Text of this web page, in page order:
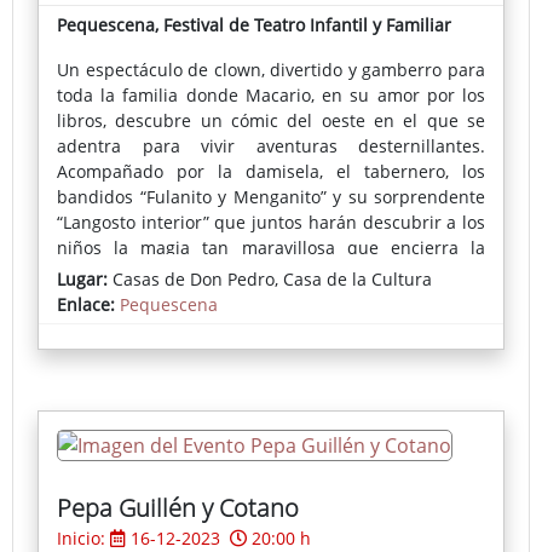
Pequescena, Festival de Teatro Infantil y Familiar
Un espectáculo de clown, divertido y gamberro para
toda la familia donde Macario, en su amor por los
libros, descubre un cómic del oeste en el que se
adentra para vivir aventuras desternillantes.
Acompañado por la damisela, el tabernero, los
bandidos “Fulanito y Menganito” y su sorprendente
“Langosto interior” que juntos harán descubrir a los
niños la magia tan maravillosa que encierra la
lectura. Con una banda sonora original de Chloé
Bird.
Lugar: Casas de Don Pedro, Casa de la Cultura
Enlace: Pequescena
Pepa Guillén y Cotano
Inicio: 16-12-2023 20:00 h